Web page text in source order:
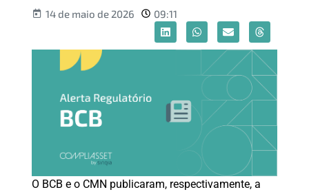
14 de maio de 2026 09:11
O BCB e o CMN publicaram, respectivamente, a